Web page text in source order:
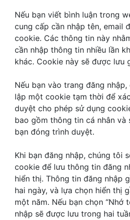
Nếu bạn viết bình luận trong
cung cấp cần nhập tên, email
cookie. Các thông tin này
cần nhập thông tin nhiều lần
khác. Cookie này sẽ được lưu
Nếu bạn vào trang đăng
lập một cookie tạm thời để
duyệt cho phép sử dụng
bao gồm thông tin cá nhân và
bạn đóng trình duyệt.
Khi bạn đăng nhập, chúng tôi
cookie để lưu thông tin đăng
hiển thị. Thông tin đăng nhập
hai ngày, và lựa chọn hiển thị
một năm. Nếu bạn chọn “Nhớ
nhập sẽ được lưu trong hai